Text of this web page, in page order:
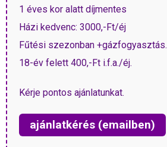
1 éves kor alatt díjmentes
Házi kedvenc: 3000,-Ft/éj
Fűtési szezonban +gázfogyasztás.
18-év felett 400,-Ft i.f.a./éj.
Kérje pontos ajánlatunkat.
ajánlatkérés (emailben)